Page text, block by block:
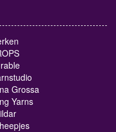
Grossa
Yarns